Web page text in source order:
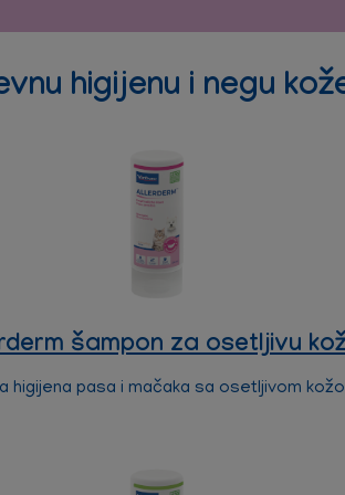
higijenu i negu
šampon za osetljivu
higijena pasa i mačaka sa osetljivom